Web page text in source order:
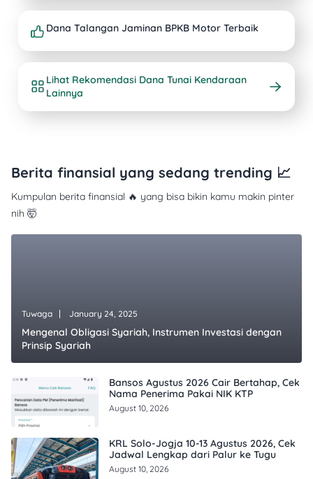
Dana Talangan Jaminan BPKB Motor Terbaik
Lihat Rekomendasi Dana Tunai Kendaraan
Lainnya
Berita finansial yang sedang trending 📈
Kumpulan berita finansial 🔥 yang bisa bikin kamu makin pinter
nih 🤯
Tuwaga January 24, 2025
Mengenal Obligasi Syariah, Instrumen Investasi dengan
Prinsip Syariah
Bansos Agustus 2026 Cair Bertahap, Cek
Nama Penerima Pakai NIK KTP
August 10, 2026
KRL Solo-Jogja 10-13 Agustus 2026, Cek
Jadwal Lengkap dari Palur ke Tugu
August 10, 2026